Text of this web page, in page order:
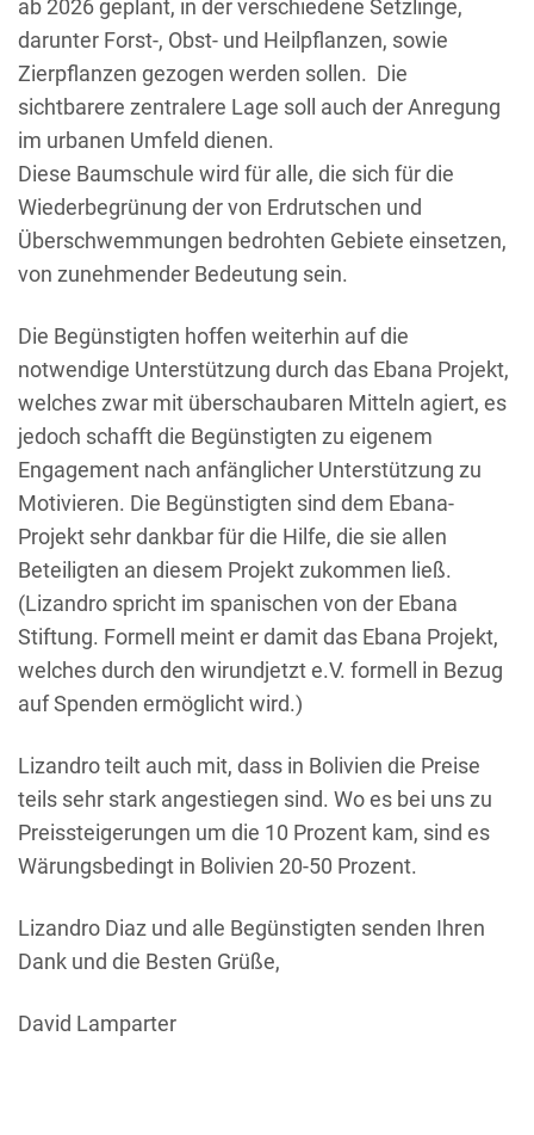
ab 2026 geplant, in der verschiedene Setzlinge,
darunter Forst-, Obst- und Heilpflanzen, sowie
Zierpflanzen gezogen werden sollen. Die
sichtbarere zentralere Lage soll auch der Anregung
im urbanen Umfeld dienen.
Diese Baumschule wird für alle, die sich für die
Wiederbegrünung der von Erdrutschen und
Überschwemmungen bedrohten Gebiete einsetzen,
von zunehmender Bedeutung sein.
Die Begünstigten hoffen weiterhin auf die
notwendige Unterstützung durch das Ebana Projekt,
welches zwar mit überschaubaren Mitteln agiert, es
jedoch schafft die Begünstigten zu eigenem
Engagement nach anfänglicher Unterstützung zu
Motivieren. Die Begünstigten sind dem Ebana-
Projekt sehr dankbar für die Hilfe, die sie allen
Beteiligten an diesem Projekt zukommen ließ.
(Lizandro spricht im spanischen von der Ebana
Stiftung. Formell meint er damit das Ebana Projekt,
welches durch den wirundjetzt e.V. formell in Bezug
auf Spenden ermöglicht wird.)
Lizandro teilt auch mit, dass in Bolivien die Preise
teils sehr stark angestiegen sind. Wo es bei uns zu
Preissteigerungen um die 10 Prozent kam, sind es
Wärungsbedingt in Bolivien 20-50 Prozent.
Lizandro Diaz und alle Begünstigten senden Ihren
Dank und die Besten Grüße,
David Lamparter